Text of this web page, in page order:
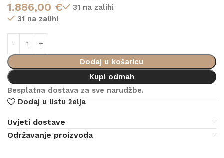
1.886,00 €
31 na zalihi
31 na zalihi
Dodaj u košaricu
Kupi odmah
Besplatna dostava za sve narudžbe.
Dodaj u listu želja
Uvjeti dostave
Održavanje proizvoda